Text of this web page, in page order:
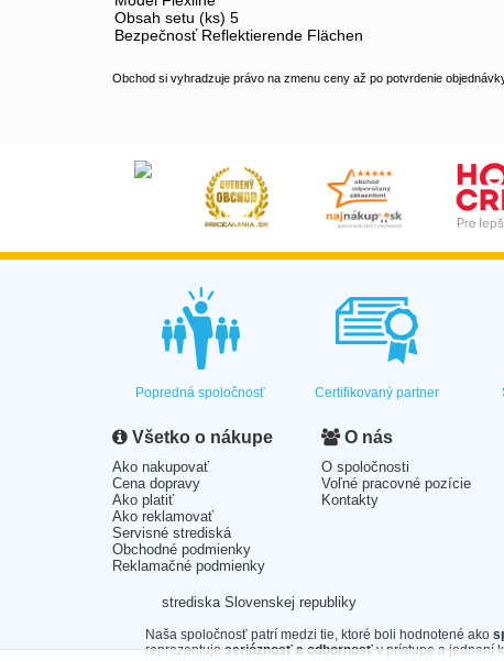
Obsah setu (ks) 5
Bezpečnosť Reflektierende Flächen
Obchod si vyhradzuje právo na zmenu ceny až po potvrdenie
Popredná spoločnosť Certifikovaný partner
Všetko o nákupe
Ako nakupovať
Cena dopravy
Ako platiť
Ako reklamovať
Servisné strediská
Obchodné podmienky
Reklamačné podmienky
O nás
O spoločnosti
Voľné pracovné pozície
Kontakty
strediska Slovenskej republiky
Naša spoločnosť patrí medzi tie, ktoré boli hodnotené ako
reprezentujeserióznosť a odbornosťv prístupe a jednaní